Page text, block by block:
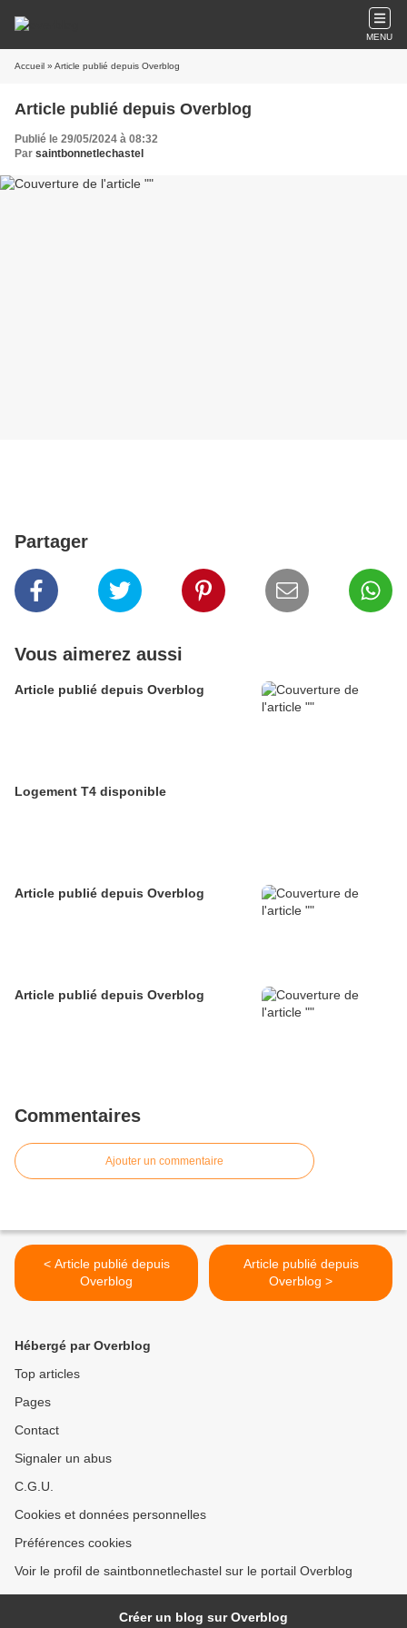
MENU
Accueil » Article publié depuis Overblog
Article publié depuis Overblog
Publié le 29/05/2024 à 08:32
Par saintbonnetlechastel
Partager
Vous aimerez aussi
Article publié depuis Overblog
Logement T4 disponible
Article publié depuis Overblog
Article publié depuis Overblog
Commentaires
Ajouter un commentaire
< Article publié depuis
Overblog
Article publié depuis
Overblog >
Hébergé par Overblog
Top articles
Pages
Contact
Signaler un abus
C.G.U.
Cookies et données personnelles
Préférences cookies
Voir le profil de saintbonnetlechastel sur le portail Overblog
Créer un blog sur Overblog